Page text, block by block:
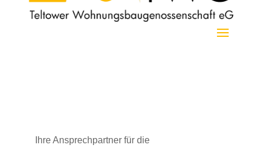
Ihre Ansprechpartner für die